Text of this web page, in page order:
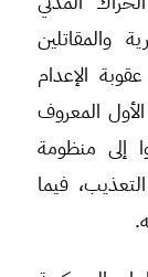
والمقاتلين
الإعدام
المعروف
إلى منظومة
فيما